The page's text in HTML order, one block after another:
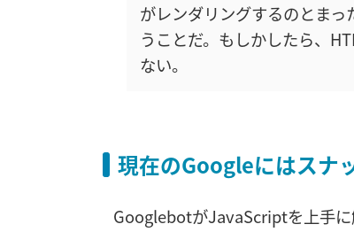
がレンダリングするのとま
うことだ。もしかしたら、
ない。
現在のGoogleにはスナ
GooglebotがJavaScriptを上手